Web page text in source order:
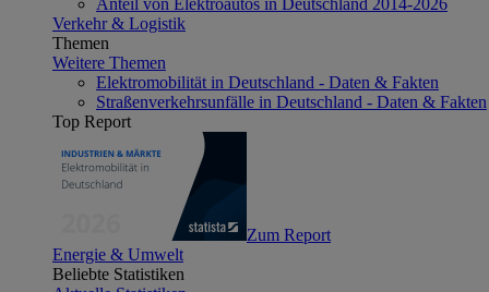
Verkehr & Logistik
Themen
Weitere Themen
Elektromobilität in Deutschland - Daten & Fakten
Straßenverkehrsunfälle in Deutschland - Daten & Fakten
Top Report
Zum Report
Energie & Umwelt
Beliebte Statistiken